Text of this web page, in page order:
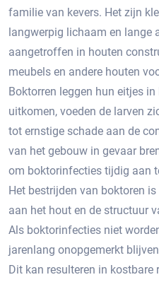
familie van kevers.​ Het zijn
langwerpig lichaam en lange
aangetroffen in houten
meubels en andere houten
Boktorren leggen hun eitjes
uitkomen, voeden de larven
tot ernstige schade aan de
van het gebouw in gevaar
om boktorinfecties tijdig aan
Het bestrijden van boktoren
aan het hout en de structuur
Als boktorinfecties niet
jarenlang onopgemerkt
Dit kan resulteren in